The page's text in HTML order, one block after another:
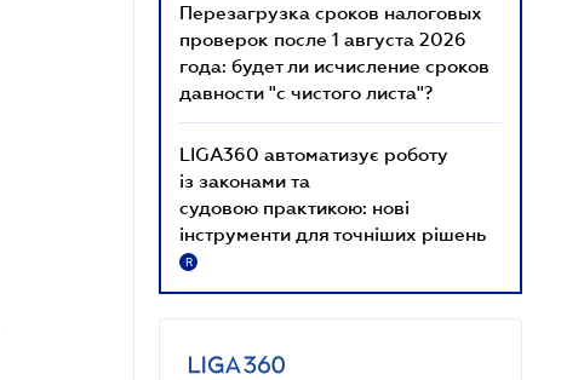
Перезагрузка сроков налоговых
проверок после 1 августа 2026
года: будет ли исчисление сроков
давности "с чистого листа"?
LIGA360 автоматизує роботу
із законами та
судовою практикою: нові
інструменти для точніших рішень
R